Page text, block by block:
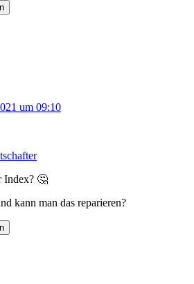
um 09:10
Index? 🤔
kann man das reparieren?